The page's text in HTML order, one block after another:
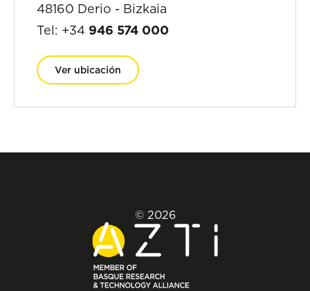
48160 Derio - Bizkaia
Tel: +34 946 574 000
Ver ubicación
© 2026